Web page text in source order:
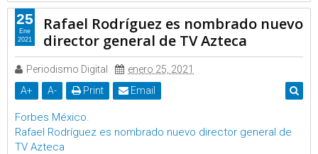
Forbes
Noticias
Rafael Rodríguez es nombrado nuevo director general de TV
Azteca
Rafael Rodríguez es nombrado nuevo
director general de TV Azteca
Periodismo Digital
enero 25, 2021
A+ A- Print Email
Forbes México.
Rafael Rodríguez es nombrado nuevo director general de
TV Azteca
25
Ene
2021